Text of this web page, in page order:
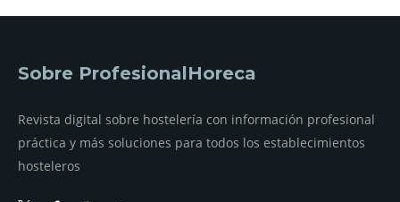
Sobre ProfesionalHoreca
Revista digital sobre hostelería con información profesional
práctica y más soluciones para todos los establecimientos
hosteleros